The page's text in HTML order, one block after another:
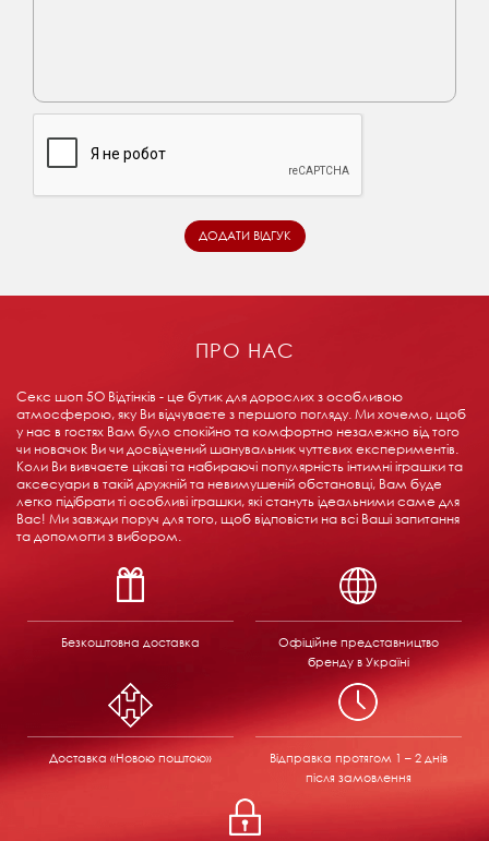
ПРО НАС
Секс шоп 5О Відтінків - це бутик для дорослих з особливою
атмосферою, яку Ви відчуваєте з першого погляду. Ми хочемо, щоб
у нас в гостях Вам було спокійно та комфортно незалежно від того
чи новачок Ви чи досвідчений шанувальник чуттєвих експериментів.
Коли Ви вивчаєте цікаві та набираючі популярність інтимні іграшки та
аксесуари в такій дружній та невимушеній обстановці, Вам буде
легко підібрати ті особливі іграшки, які стануть ідеальними саме для
Вас! Ми завжди поруч для того, щоб відповісти на всі Ваші запитання
та допомогти з вибором.
Безкоштовна доставка
Офіційне представництво
бренду в Україні
Доставка «Новою поштою» Відправка протягом 1 – 2 днів
після замовлення